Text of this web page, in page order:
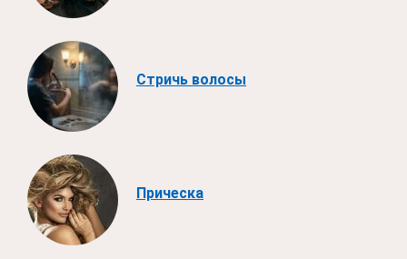
Стричь волосы
Прическа